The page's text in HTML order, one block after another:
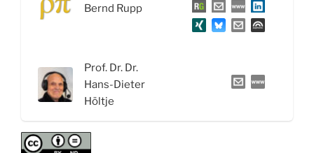
Wirkstoffen:
Wirkstoff
Bernd Rupp
Prof. Dr. Dr.
Hans-Dieter
Höltje